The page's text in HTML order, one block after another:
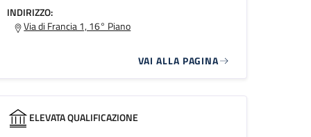
INDIRIZZO:
Via di Francia 1, 16° Piano
VAI ALLA PAGINA
ELEVATA QUALIFICAZIONE